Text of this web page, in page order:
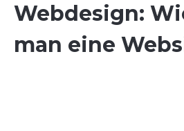
Webdesign:
man eine